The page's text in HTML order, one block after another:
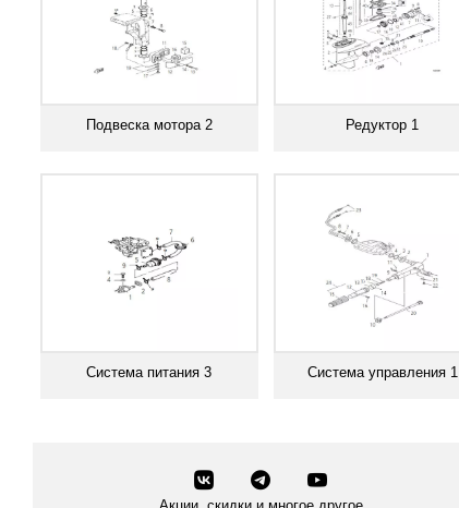
Подвеска мотора 2 Редуктор 1
Система питания 3 Система управления 1